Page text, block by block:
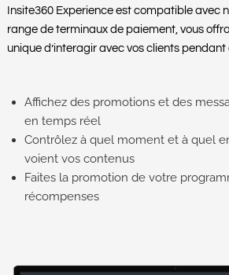
Insite360 Experience est compatible avec
range de terminaux de paiement, vous
unique d’interagir avec vos clients pendant
Affichez des promotions et des
en temps réel
Contrôlez à quel moment et à quel
voient vos contenus
Faites la promotion de votre
récompenses